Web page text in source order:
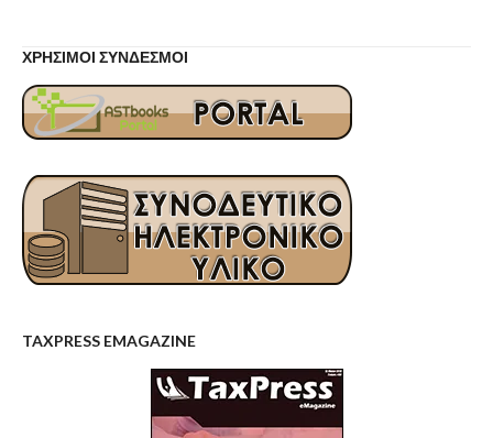
ΧΡΗΣΙΜΟΙ ΣΥΝΔΕΣΜΟΙ
TAXPRESS EMAGAZINE